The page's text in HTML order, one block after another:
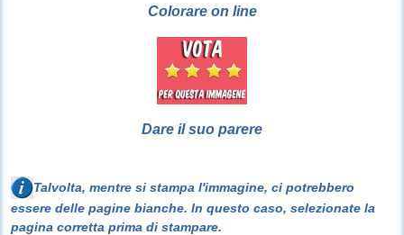
Colorare on line
Dare il suo parere
Talvolta, mentre si stampa l'immagine, ci potrebbero
essere delle pagine bianche. In questo caso, selezionate la
pagina corretta prima di stampare.